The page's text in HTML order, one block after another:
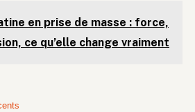
en prise de masse : force,
ce qu’elle change vraiment